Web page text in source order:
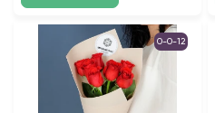
0-0-12